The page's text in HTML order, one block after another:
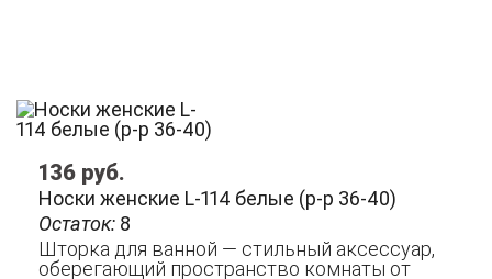
Остаток: 8
Носки женские L-114 белые (р-р 36-40)
Шторка для ванной — стильный аксессуар,
оберегающий пространство комнаты от
136 руб.